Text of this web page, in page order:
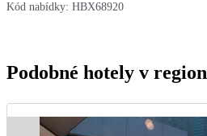
Kód nabídky: HBX68920
Podobné hotely v